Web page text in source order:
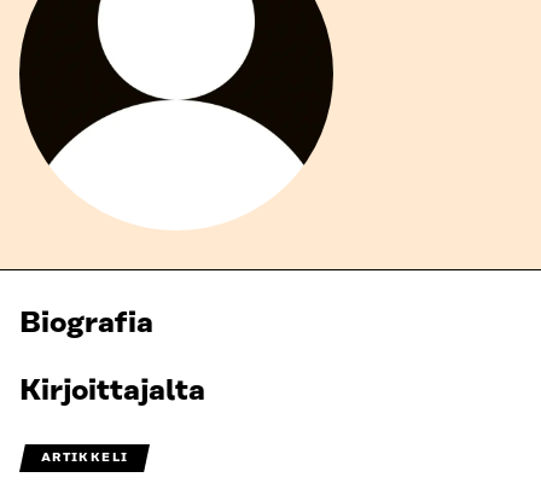
Biografia
Kirjoittajalta
ARTIKKELI